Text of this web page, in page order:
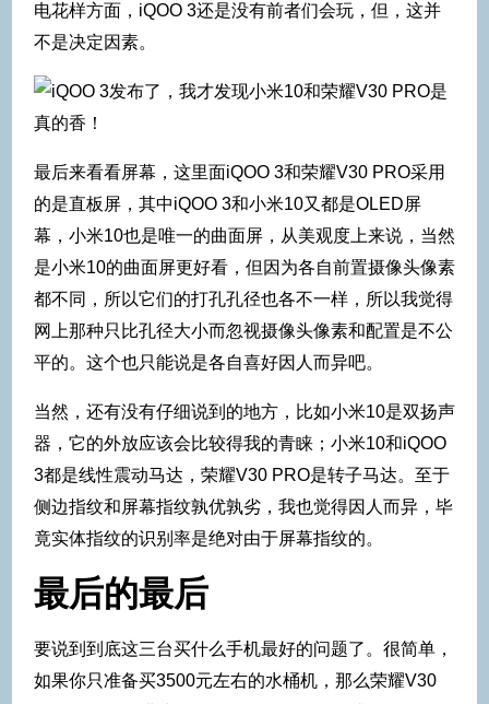
电花样方面，iQOO 3还是没有前者们会玩，但，这并
不是决定因素。
最后来看看屏幕，这里面iQOO 3和荣耀V30 PRO采用
的是直板屏，其中iQOO 3和小米10又都是OLED屏
幕，小米10也是唯一的曲面屏，从美观度上来说，当然
是小米10的曲面屏更好看，但因为各自前置摄像头像素
都不同，所以它们的打孔孔径也各不一样，所以我觉得
网上那种只比孔径大小而忽视摄像头像素和配置是不公
平的。这个也只能说是各自喜好因人而异吧。
当然，还有没有仔细说到的地方，比如小米10是双扬声
器，它的外放应该会比较得我的青睐；小米10和iQOO
3都是线性震动马达，荣耀V30 PRO是转子马达。至于
侧边指纹和屏幕指纹孰优孰劣，我也觉得因人而异，毕
竟实体指纹的识别率是绝对由于屏幕指纹的。
最后的最后
要说到到底这三台买什么手机最好的问题了。很简单，
如果你只准备买3500元左右的水桶机，那么荣耀V30